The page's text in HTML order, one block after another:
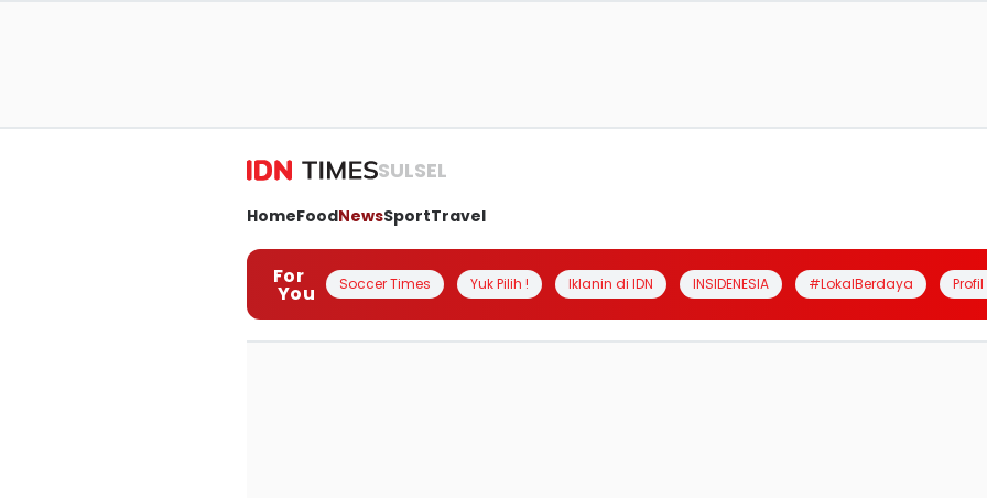
SULSEL
HomeFoodNewsSportTravel
For
You Soccer Times Yuk Pilih ! Iklanin di IDN INSIDENESIA #LokalBerdaya